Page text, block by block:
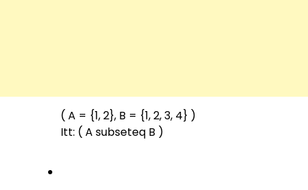
( A = {1, 2}, B = {1, 2, 3, 4} )
Itt: ( A subseteq B )